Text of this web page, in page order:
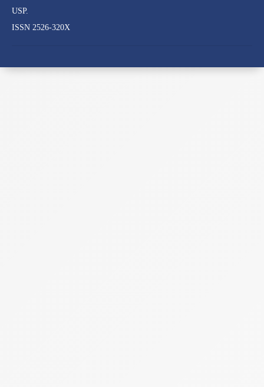
USP.
ISSN 2526-320X